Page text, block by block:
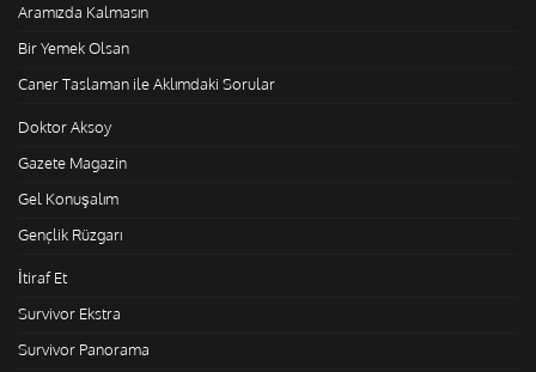
Aramızda Kalmasın
Bir Yemek Olsan
Caner Taslaman ile Aklımdaki Sorular
Doktor Aksoy
Gazete Magazin
Gel Konuşalım
Gençlik Rüzgarı
İtiraf Et
Survivor Ekstra
Survivor Panorama